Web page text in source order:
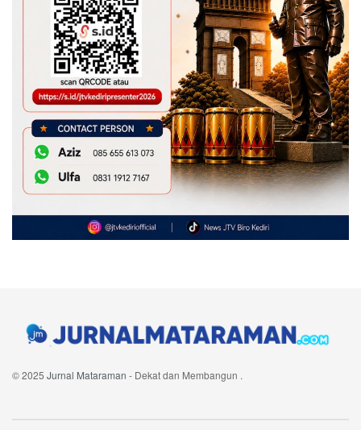
© 2025 Jurnal Mataraman - Dekat dan Membangun .